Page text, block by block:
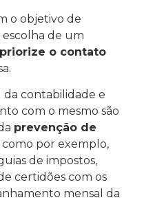
o objetivo de
de um
priorize o contato
da contabilidade e
com o mesmo são
prevenção de
como por exemplo,
de impostos,
certidões com os
mensal da